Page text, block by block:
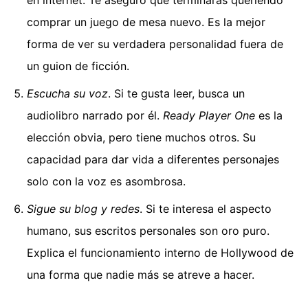
comprar un juego de mesa nuevo. Es la mejor
forma de ver su verdadera personalidad fuera de
un guion de ficción.
Escucha su voz. Si te gusta leer, busca un
audiolibro narrado por él. Ready Player One es la
elección obvia, pero tiene muchos otros. Su
capacidad para dar vida a diferentes personajes
solo con la voz es asombrosa.
Sigue su blog y redes. Si te interesa el aspecto
humano, sus escritos personales son oro puro.
Explica el funcionamiento interno de Hollywood de
una forma que nadie más se atreve a hacer.